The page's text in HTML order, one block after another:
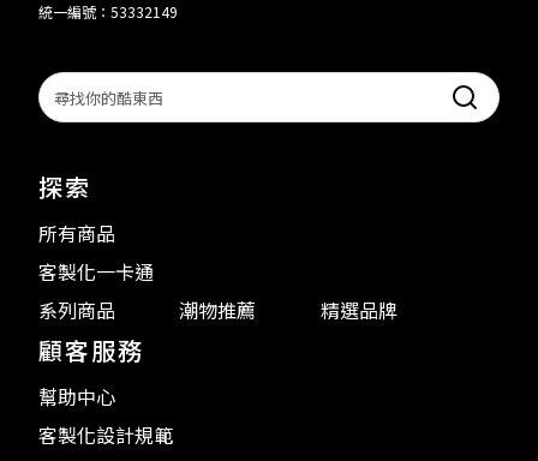
統一編號：53332149
Search
探索
所有商品
客製化一卡通
系列商品
潮物推薦 精選品牌
顧客服務
幫助中心
客製化設計規範